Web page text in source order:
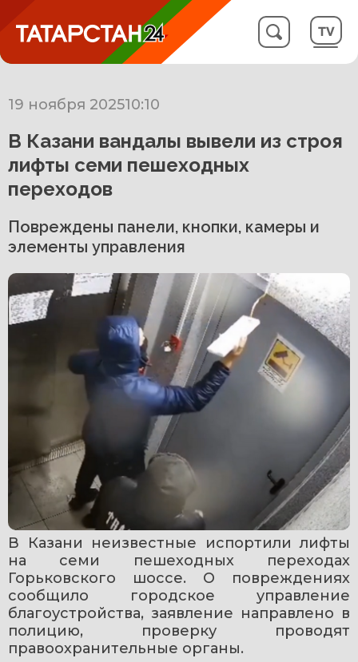
19 ноября 202510:10
В Казани вандалы вывели из строя
лифты семи пешеходных
переходов
Повреждены панели, кнопки, камеры и
элементы управления
В Казани неизвестные испортили лифты
на семи пешеходных переходах
Горьковского шоссе. О повреждениях
сообщило городское управление
благоустройства, заявление направлено в
полицию, проверку проводят
правоохранительные органы.